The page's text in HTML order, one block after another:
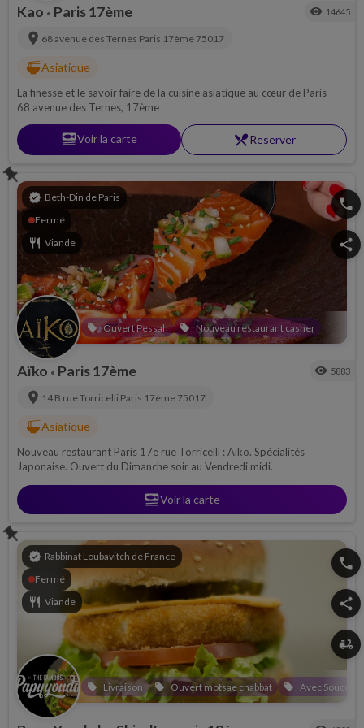
Kao • Paris 17ème visibility 14645
location_on 68 avenue des Ternes Paris 17ème 75017
ramen_diningAsiatique
La finesse et le savoir faire de la cuisine asiatique au cœur de Paris -
68 avenue des Ternes, 17ème
set_mealVoir la carte restaurant_menuReserver
verified Beth-Din de Paris
Fermé
restaurant Viande
local_offer Ouvert Pessah local_offer Nouveau restaurant casher
phone
share
Aïko • Paris 17ème visibility 5883
location_on 14 B rue Torricelli Paris 17ème 75017
ramen_diningAsiatique
Nouveau restaurant Paris 17e rue Torricelli : Aïko. Spécialités
Japonaise. Ouvert du Dimanche soir au Vendredi midi.
set_mealVoir la carte
verified Rabbinat Loubavitch de France
Fermé
restaurant Viande
local_offer Livraison local_offer Ouvert motsae chabbat local_offer Avec Souccah
phone
share
delivery_dining